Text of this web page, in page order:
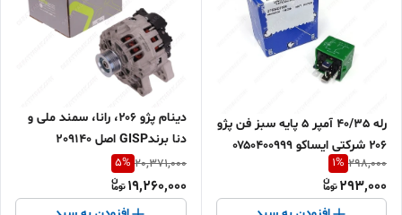
رله 40/35 آمپر ۵ پایه سبز فن پژو
۲۰۶ شرکتی ایساکو ۰۷۵۰۴۰۰۹۹۹
298,000
1%
293,000
دینام پژو ۲۰۶، رانا، سمند ملی و
دنا برندGISP اصل 209140
20,371,000
5%
19,260,000